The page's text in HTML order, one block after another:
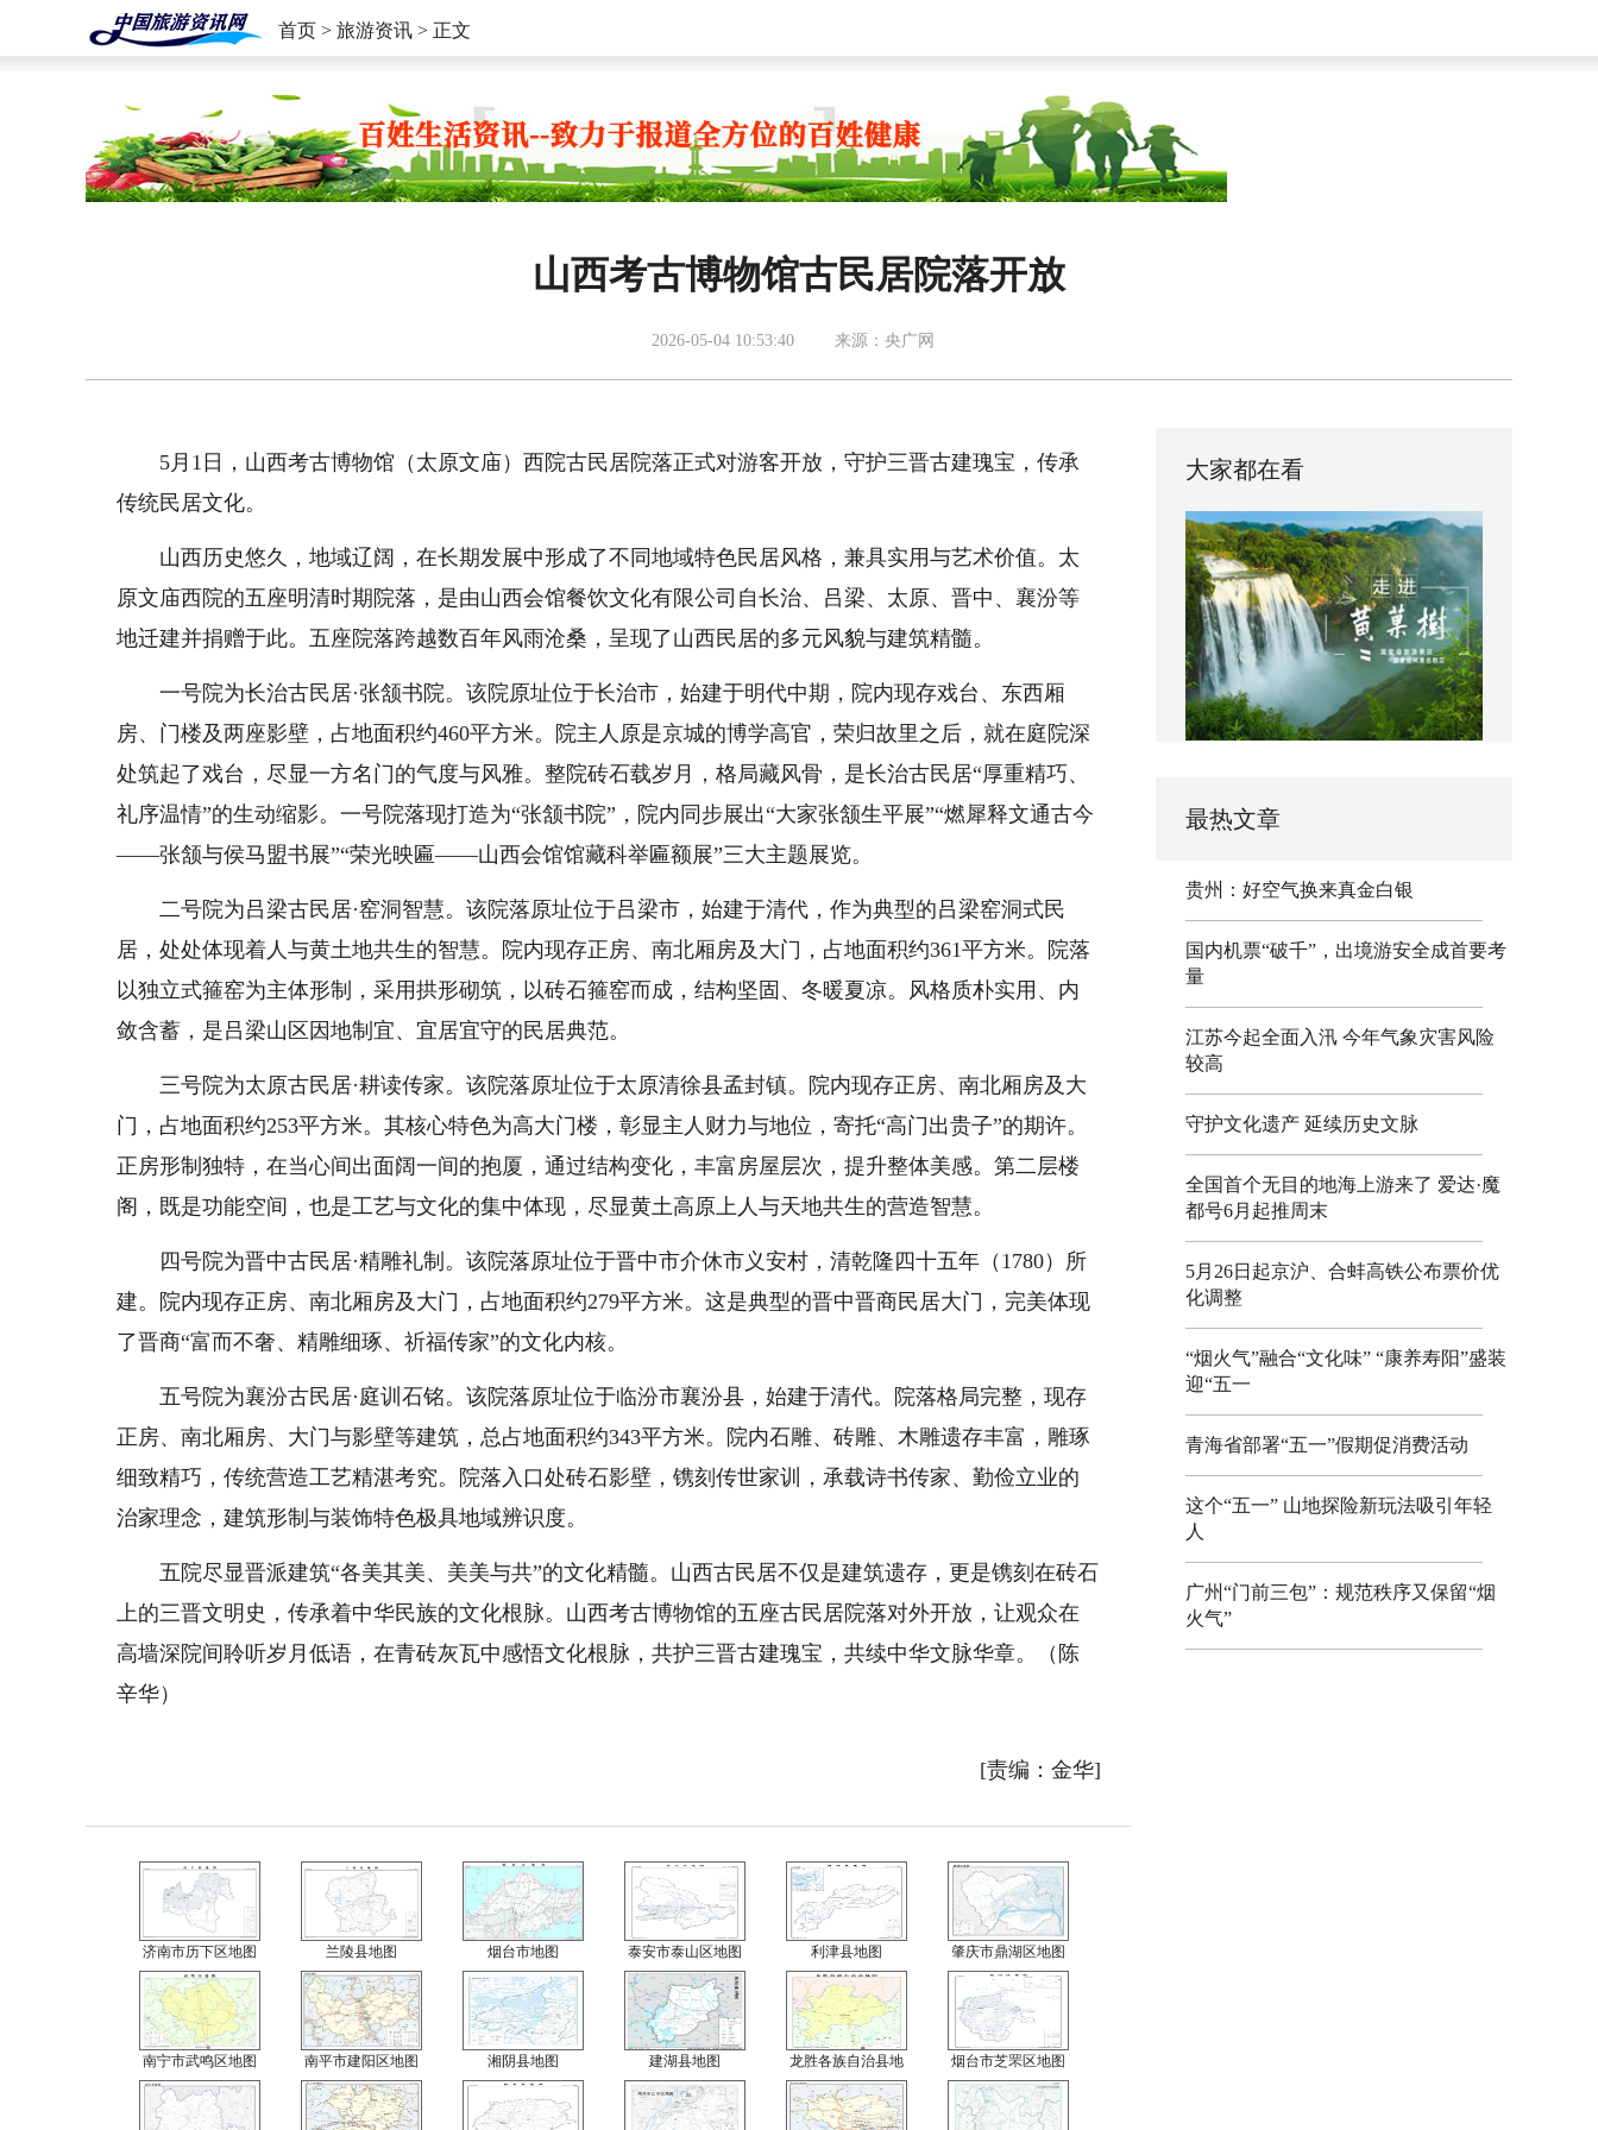
首页 > 旅游资讯 > 正文
山西考古博物馆古民居院落开放
2026-05-04 10:53:40 来源：央广网
5月1日，山西考古博物馆（太原文庙）西院古民居院落正式对游客开放，守护三晋古建瑰宝，传承
传统民居文化。
山西历史悠久，地域辽阔，在长期发展中形成了不同地域特色民居风格，兼具实用与艺术价值。太
原文庙西院的五座明清时期院落，是由山西会馆餐饮文化有限公司自长治、吕梁、太原、晋中、襄汾等
地迁建并捐赠于此。五座院落跨越数百年风雨沧桑，呈现了山西民居的多元风貌与建筑精髓。
一号院为长治古民居·张颔书院。该院原址位于长治市，始建于明代中期，院内现存戏台、东西厢
房、门楼及两座影壁，占地面积约460平方米。院主人原是京城的博学高官，荣归故里之后，就在庭院深
处筑起了戏台，尽显一方名门的气度与风雅。整院砖石载岁月，格局藏风骨，是长治古民居“厚重精巧、
礼序温情”的生动缩影。一号院落现打造为“张颔书院”，院内同步展出“大家张颔生平展”“燃犀释文通古今
——张颔与侯马盟书展”“荣光映匾——山西会馆馆藏科举匾额展”三大主题展览。
二号院为吕梁古民居·窑洞智慧。该院落原址位于吕梁市，始建于清代，作为典型的吕梁窑洞式民
居，处处体现着人与黄土地共生的智慧。院内现存正房、南北厢房及大门，占地面积约361平方米。院落
以独立式箍窑为主体形制，采用拱形砌筑，以砖石箍窑而成，结构坚固、冬暖夏凉。风格质朴实用、内
敛含蓄，是吕梁山区因地制宜、宜居宜守的民居典范。
三号院为太原古民居·耕读传家。该院落原址位于太原清徐县孟封镇。院内现存正房、南北厢房及大
门，占地面积约253平方米。其核心特色为高大门楼，彰显主人财力与地位，寄托“高门出贵子”的期许。
正房形制独特，在当心间出面阔一间的抱厦，通过结构变化，丰富房屋层次，提升整体美感。第二层楼
阁，既是功能空间，也是工艺与文化的集中体现，尽显黄土高原上人与天地共生的营造智慧。
四号院为晋中古民居·精雕礼制。该院落原址位于晋中市介休市义安村，清乾隆四十五年（1780）所
建。院内现存正房、南北厢房及大门，占地面积约279平方米。这是典型的晋中晋商民居大门，完美体现
了晋商“富而不奢、精雕细琢、祈福传家”的文化内核。
五号院为襄汾古民居·庭训石铭。该院落原址位于临汾市襄汾县，始建于清代。院落格局完整，现存
正房、南北厢房、大门与影壁等建筑，总占地面积约343平方米。院内石雕、砖雕、木雕遗存丰富，雕琢
细致精巧，传统营造工艺精湛考究。院落入口处砖石影壁，镌刻传世家训，承载诗书传家、勤俭立业的
治家理念，建筑形制与装饰特色极具地域辨识度。
五院尽显晋派建筑“各美其美、美美与共”的文化精髓。山西古民居不仅是建筑遗存，更是镌刻在砖石
上的三晋文明史，传承着中华民族的文化根脉。山西考古博物馆的五座古民居院落对外开放，让观众在
高墙深院间聆听岁月低语，在青砖灰瓦中感悟文化根脉，共护三晋古建瑰宝，共续中华文脉华章。（陈
辛华）
[责编：金华]
济南市历下区地图 兰陵县地图 烟台市地图 泰安市泰山区地图 利津县地图 肇庆市鼎湖区地图
南宁市武鸣区地图 南平市建阳区地图 湘阴县地图 建湖县地图 龙胜各族自治县地 烟台市芝罘区地图
大家都在看
最热文章
贵州：好空气换来真金白银
国内机票“破千”，出境游安全成首要考
量
江苏今起全面入汛 今年气象灾害风险
较高
守护文化遗产 延续历史文脉
全国首个无目的地海上游来了 爱达·魔
都号6月起推周末
5月26日起京沪、合蚌高铁公布票价优
化调整
“烟火气”融合“文化味” “康养寿阳”盛装
迎“五一
青海省部署“五一”假期促消费活动
这个“五一” 山地探险新玩法吸引年轻
人
广州“门前三包”：规范秩序又保留“烟
火气”